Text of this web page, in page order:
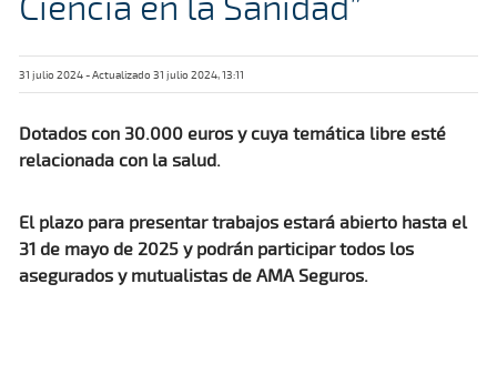
31 julio 2024 - Actualizado 31 julio 2024, 13:11
Dotados con 30.000 euros y cuya temática libre esté
relacionada con la salud.
El plazo para presentar trabajos estará abierto hasta el
31 de mayo de 2025 y podrán participar todos los
asegurados y mutualistas de AMA Seguros.